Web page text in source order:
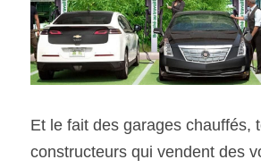
Et le fait des garages chauffés,
constructeurs qui vendent des